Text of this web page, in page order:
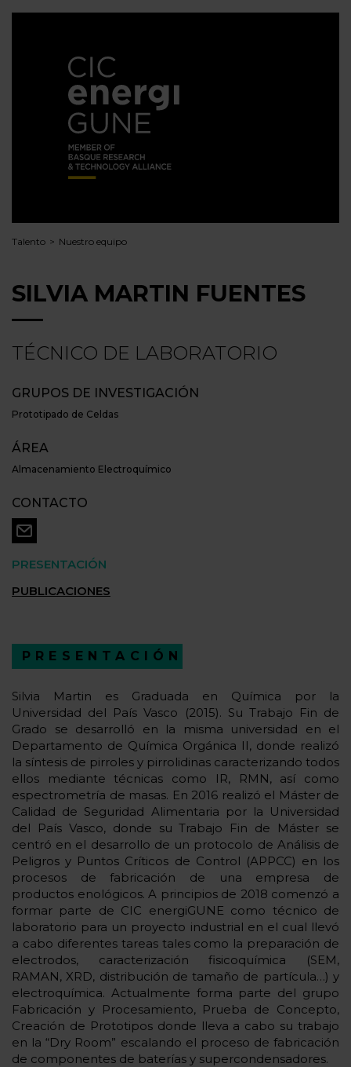
Talento Nuestro equipo
SILVIA MARTIN FUENTES
TÉCNICO DE LABORATORIO
GRUPOS DE INVESTIGACIÓN
Prototipado de Celdas
ÁREA
Almacenamiento Electroquímico
CONTACTO
PRESENTACIÓN
PUBLICACIONES
PRESENTACIÓN
Silvia Martin es Graduada en Química por la
Universidad del País Vasco (2015). Su Trabajo Fin de
Grado se desarrolló en la misma universidad en el
Departamento de Química Orgánica II, donde realizó
la síntesis de pirroles y pirrolidinas caracterizando todos
ellos mediante técnicas como IR, RMN, así como
espectrometría de masas. En 2016 realizó el Máster de
Calidad de Seguridad Alimentaria por la Universidad
del País Vasco, donde su Trabajo Fin de Máster se
centró en el desarrollo de un protocolo de Análisis de
Peligros y Puntos Críticos de Control (APPCC) en los
procesos de fabricación de una empresa de
productos enológicos. A principios de 2018 comenzó a
formar parte de CIC energiGUNE como técnico de
laboratorio para un proyecto industrial en el cual llevó
a cabo diferentes tareas tales como la preparación de
electrodos, caracterización fisicoquímica (SEM,
RAMAN, XRD, distribución de tamaño de partícula…) y
electroquímica. Actualmente forma parte del grupo
Fabricación y Procesamiento, Prueba de Concepto,
Creación de Prototipos donde lleva a cabo su trabajo
en la “Dry Room” escalando el proceso de fabricación
de componentes de baterías y supercondensadores.